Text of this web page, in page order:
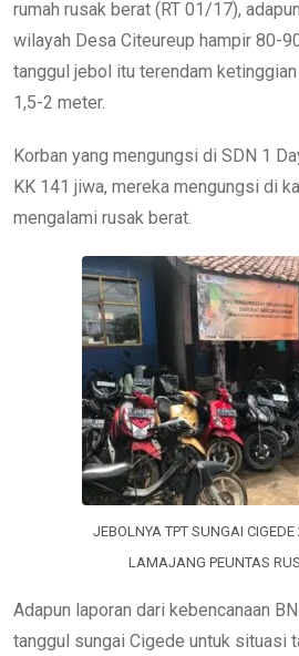
rumah rusak berat (RT 01/17),
wilayah Desa Citeureup hampir 80-
tanggul jebol itu terendam
1,5-2 meter.
Korban yang mengungsi di SDN 1
KK 141 jiwa, mereka mengungsi di
mengalami rusak berat.
JEBOLNYA TPT SUNGAI
LAMAJANG PEUNTAS
Adapun laporan dari kebencanaan
tanggul sungai Cigede untuk situasi